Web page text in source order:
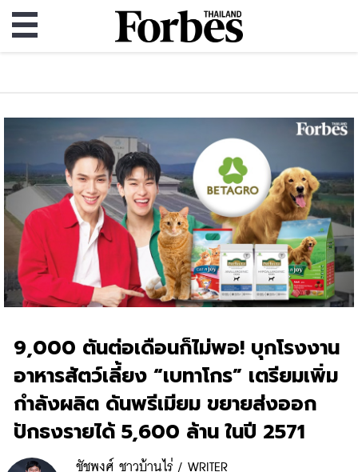
9,000 ตันต่อเดือนก็ไม่พอ! บุกโรงงาน
อาหารสัตว์เลี้ยง “เบทาโกร” เตรียมเพิ่ม
กำลังผลิต ดันพรีเมียม ขยายส่งออก
ปักธงรายได้ 5,600 ล้าน ในปี 2571
ชัชพงศ์ ชาวบ้านไร่ / WRITER